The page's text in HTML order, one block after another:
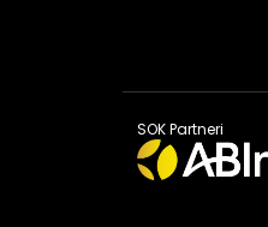
SOK Partneri